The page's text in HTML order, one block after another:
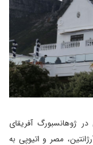
ژوهانسبورگ آفریقای
مصر و اتیوپی به